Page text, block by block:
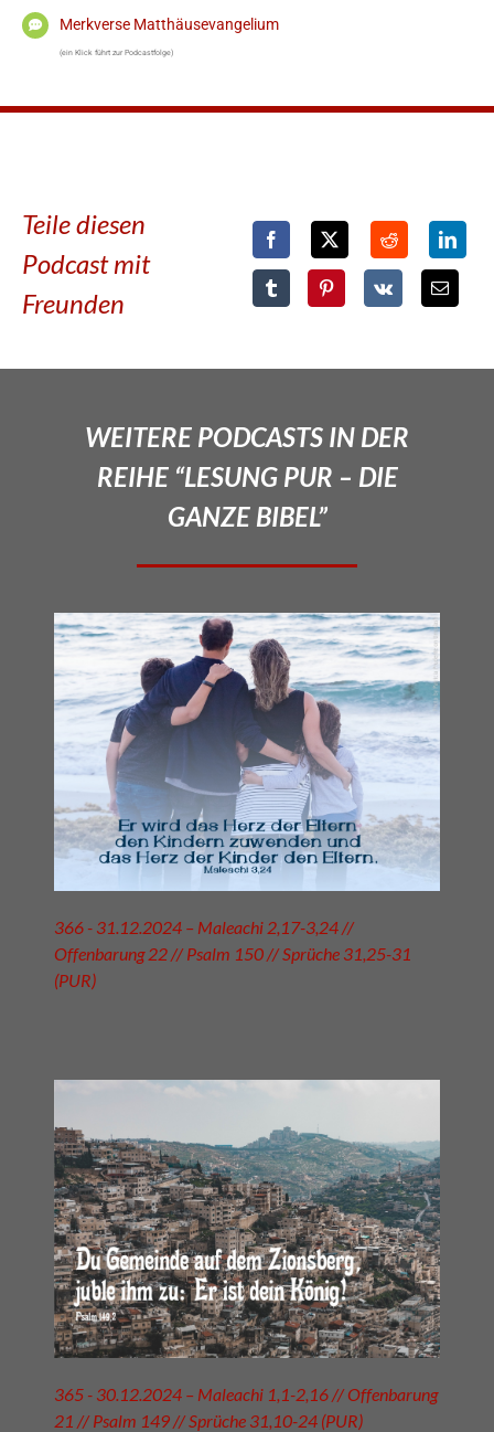
Merkverse Matthäusevangelium
(ein Klick führt zur Podcastfolge)
Teile diesen
Podcast mit
Freunden
WEITERE PODCASTS IN DER
REIHE “LESUNG PUR – DIE
GANZE BIBEL”
366 - 31.12.2024 – Maleachi 2,17-3,24 //
Offenbarung 22 // Psalm 150 // Sprüche 31,25-31
(PUR)
365 - 30.12.2024 – Maleachi 1,1-2,16 // Offenbarung
21 // Psalm 149 // Sprüche 31,10-24 (PUR)